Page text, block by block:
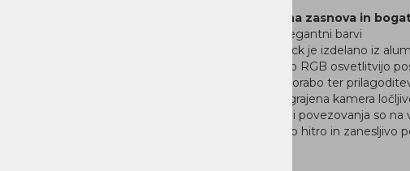
Premišljena zasnova in
Ohišje v elegantni barvi
Eclipse Black je izdelano iz
prilagodljivo RGB osvetlitvijo
udobno uporabo ter
zvočniki, vgrajena kamera
možnostmi povezovanja so
zagotavljajo hitro in zanesljivo